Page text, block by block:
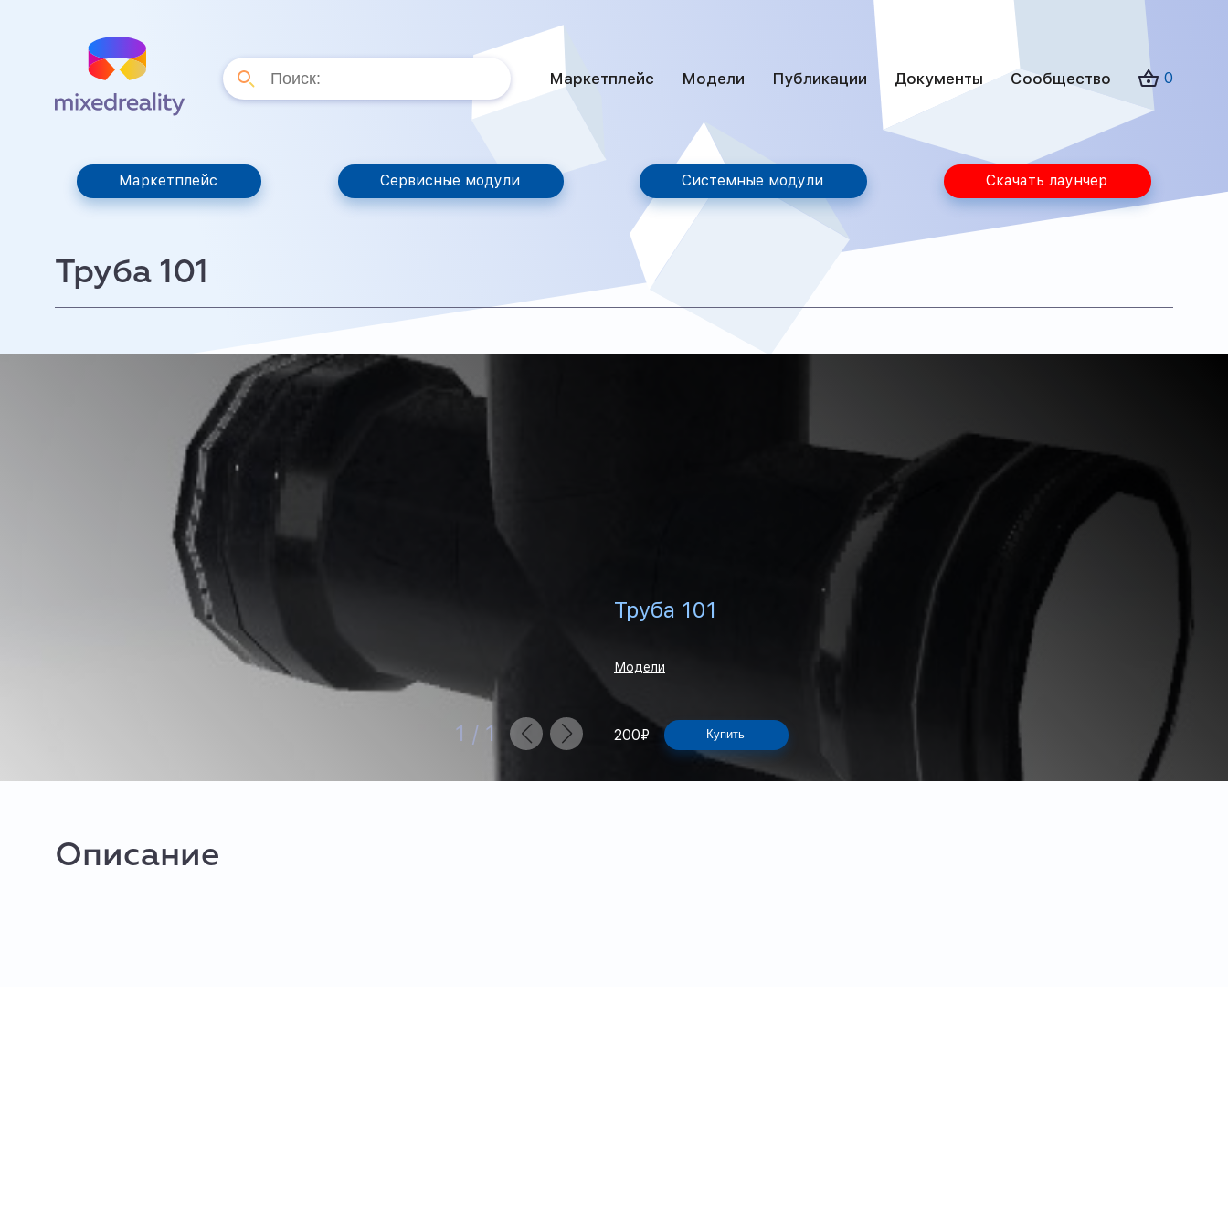
Маркетплейс Модели Публикации Документы Сообщество 0
Маркетплейс Сервисные модули Системные модули Скачать лаунчер
Труба 101
1 / 1
Труба 101
Модели
200₽ Купить
Описание